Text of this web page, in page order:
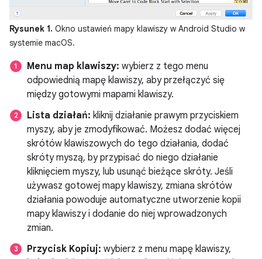
Rysunek 1. Okno ustawień mapy klawiszy w Android Studio w
systemie macOS.
Menu map klawiszy: wybierz z tego menu
odpowiednią mapę klawiszy, aby przełączyć się
między gotowymi mapami klawiszy.
Lista działań: kliknij działanie prawym przyciskiem
myszy, aby je zmodyfikować. Możesz dodać więcej
skrótów klawiszowych do tego działania, dodać
skróty myszą, by przypisać do niego działanie
kliknięciem myszy, lub usunąć bieżące skróty. Jeśli
używasz gotowej mapy klawiszy, zmiana skrótów
działania powoduje automatyczne utworzenie kopii
mapy klawiszy i dodanie do niej wprowadzonych
zmian.
Przycisk Kopiuj: wybierz z menu mapę klawiszy,